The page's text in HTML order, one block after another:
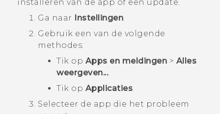
installeren van de app of een update.
Ga naar Instellingen.
Gebruik een van de volgende
methodes:
Tik op Apps en meldingen > Alles
weergeven....
Tik op Applicaties.
Selecteer de app die het probleem